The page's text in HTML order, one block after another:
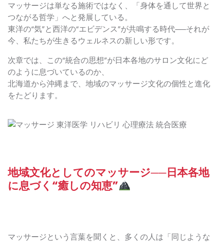
マッサージは単なる施術ではなく、「身体を通して世界と
つながる哲学」へと発展している。
東洋の“気”と西洋の“エビデンス”が共鳴する時代──それが
今、私たちが生きるウェルネスの新しい形です。
次章では、この“統合の思想”が日本各地のサロン文化にど
のように息づいているのか、
北海道から沖縄まで、地域のマッサージ文化の個性と進化
をたどります。
地域文化としてのマッサージ──日本各地
に息づく“癒しの知恵”
マッサージという言葉を聞くと、多くの人は「同じような